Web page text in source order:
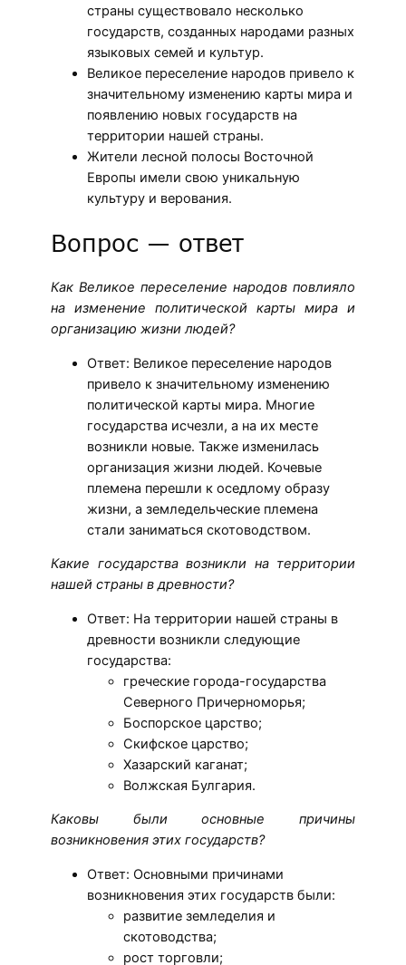
страны существовало несколько
государств, созданных народами разных
языковых семей и культур.
Великое переселение народов привело к
значительному изменению карты мира и
появлению новых государств на
территории нашей страны.
Жители лесной полосы Восточной
Европы имели свою уникальную
культуру и верования.
Вопрос — ответ
Как Великое переселение народов повлияло
на изменение политической карты мира и
организацию жизни людей?
Ответ: Великое переселение народов
привело к значительному изменению
политической карты мира. Многие
государства исчезли, а на их месте
возникли новые. Также изменилась
организация жизни людей. Кочевые
племена перешли к оседлому образу
жизни, а земледельческие племена
стали заниматься скотоводством.
Какие государства возникли на территории
нашей страны в древности?
Ответ: На территории нашей страны в
древности возникли следующие
государства:
греческие города-государства
Северного Причерноморья;
Боспорское царство;
Скифское царство;
Хазарский каганат;
Волжская Булгария.
Каковы были основные причины
возникновения этих государств?
Ответ: Основными причинами
возникновения этих государств были:
развитие земледелия и
скотоводства;
рост торговли;